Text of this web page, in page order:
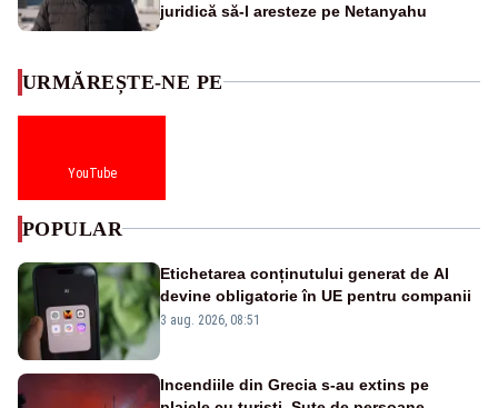
juridică să-l aresteze pe Netanyahu
URMĂREȘTE-NE PE
YouTube
POPULAR
Etichetarea conținutului generat de AI
devine obligatorie în UE pentru companii
3 aug. 2026, 08:51
Incendiile din Grecia s-au extins pe